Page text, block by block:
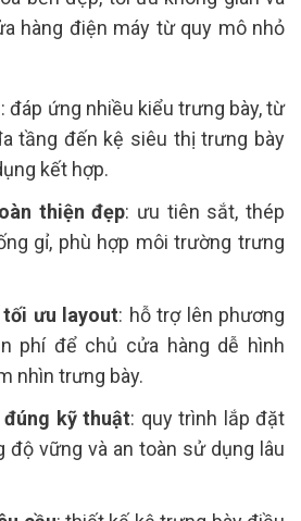
hàng điện máy từ quy mô nhỏ
: đáp ứng nhiều kiểu trưng bày, từ
tầng đến kệ siêu thị trưng bày
kết hợp.
thiện đẹp: ưu tiên sắt, thép
gỉ, phù hợp môi trường trưng
ưu layout: hỗ trợ lên phương
phí để chủ cửa hàng dễ hình
nhìn trưng bày.
kỹ thuật: quy trình lắp đặt
độ vững và an toàn sử dụng lâu